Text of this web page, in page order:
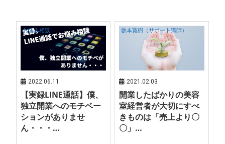
お悩み相談
2022.06.11
【実録LINE通話】僕、
独立開業へのモチベー
ションがありませ
ん・・・…
坂本寛樹（サポート講師）
2021.02.03
開業したばかりの美容
室経営者が大切にすべ
きものは「売上より〇
〇」…